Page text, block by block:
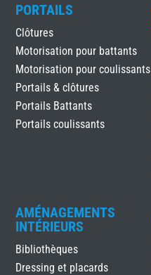
PORTAILS
Clôtures
Motorisation pour battants
Motorisation pour coulissants
Portails & clôtures
Portails Battants
Portails coulissants
AMÉNAGEMENTS
INTÉRIEURS
Bibliothèques
Dressing et placards